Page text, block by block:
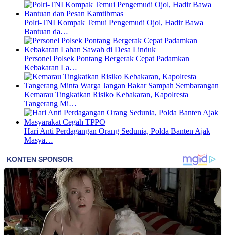
Polri-TNI Kompak Temui Pengemudi Ojol, Hadir Bawa
Bantuan da…
Personel Polsek Pontang Bergerak Cepat Padamkan
Kebakaran La…
Kemarau Tingkatkan Risiko Kebakaran, Kapolresta
Tangerang Mi…
Hari Anti Perdagangan Orang Sedunia, Polda Banten Ajak
Masya…